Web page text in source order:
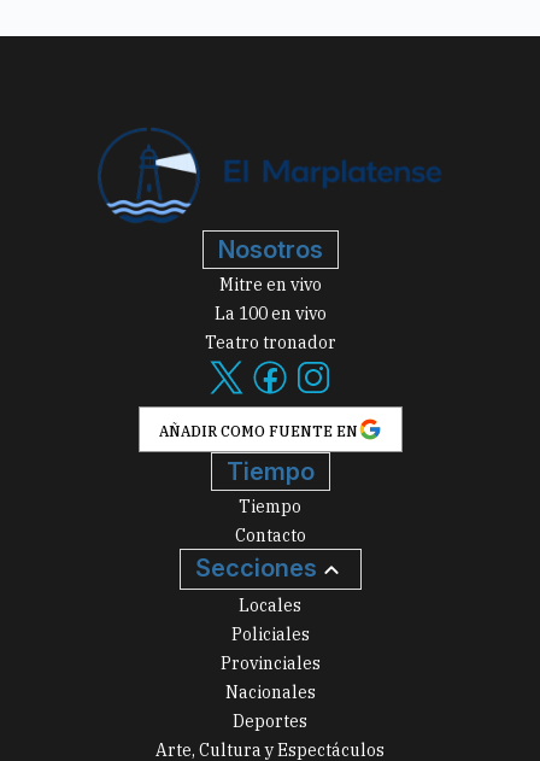
Nosotros
Mitre en vivo
La 100 en vivo
Teatro tronador
AÑADIR COMO FUENTE EN
Tiempo
Tiempo
Contacto
Secciones
Locales
Policiales
Provinciales
Nacionales
Deportes
Arte, Cultura y Espectáculos